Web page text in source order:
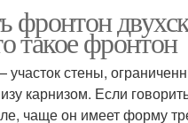
фронтон
такое фронтон
стены,
карнизом. Если
чаще он имеет форму